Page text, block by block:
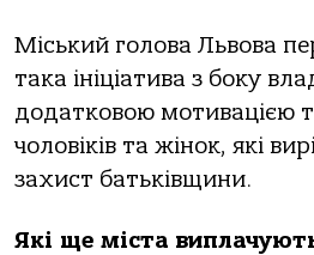
Міський голова Львова
така ініціатива з боку
додатковою мотивацією
чоловіків та жінок, які
захист батьківщини.
Які ще міста